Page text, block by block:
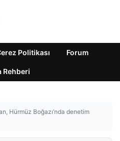
Politikası Forum
Rehberi
Hürmüz Boğazı’nda denetim